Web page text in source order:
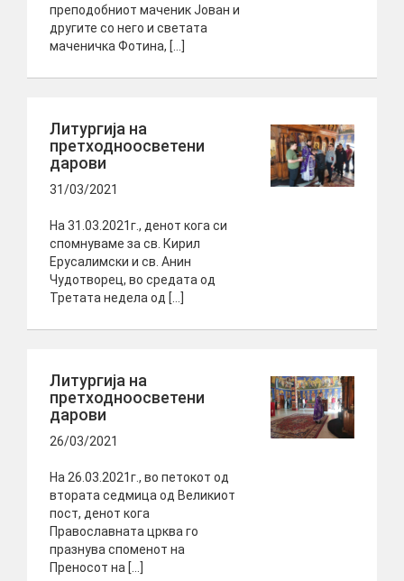
преподобниот маченик Јован и
другите со него и светата
маченичка Фотина, […]
Литургија на
претходноосветени
дарови
31/03/2021
На 31.03.2021г., денот кога си
спомнуваме за св. Кирил
Ерусалимски и св. Анин
Чудотворец, во средата од
Третата недела од […]
Литургија на
претходноосветени
дарови
26/03/2021
На 26.03.2021г., во петокот од
втората седмица од Великиот
пост, денот кога
Православната црква го
празнува споменот на
Преносот на […]